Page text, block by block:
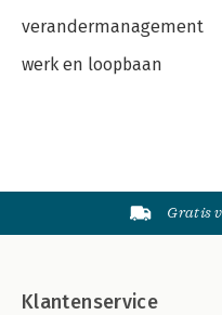
verandermanagement
werk en loopbaan
Gratis
Klantenservice